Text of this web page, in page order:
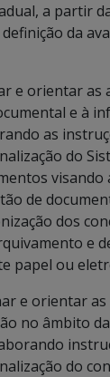
a partir
da
e orientar as
e à
as
do
visando
de
dos
e
papel ou
e orientar as
no âmbito
do